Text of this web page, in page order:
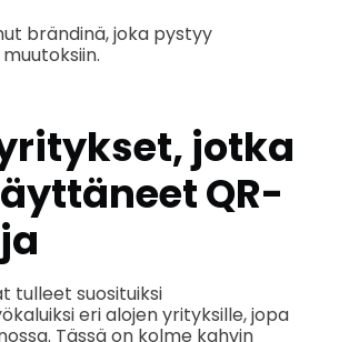
brändinä, joka pystyy
jotka
QR-
tulleet suosituiksi
eri alojen yrityksille, jopa
Tässä on kolme kahvin